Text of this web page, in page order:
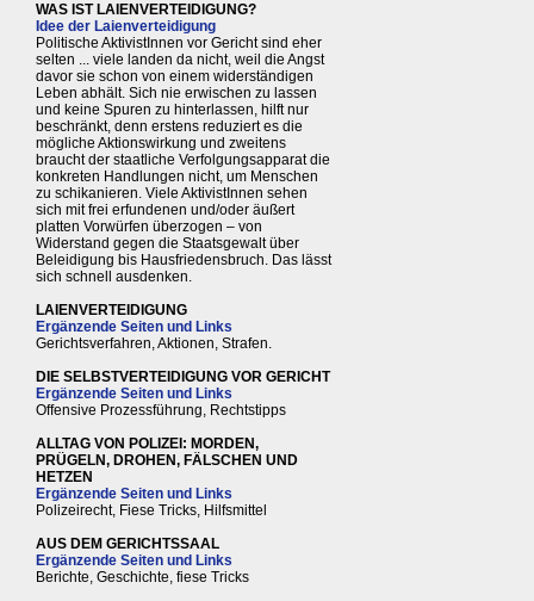
WAS IST LAIENVERTEIDIGUNG?
Idee der Laienverteidigung
Politische AktivistInnen vor Gericht sind eher
selten ... viele landen da nicht, weil die Angst
davor sie schon von einem widerständigen
Leben abhält. Sich nie erwischen zu lassen
und keine Spuren zu hinterlassen, hilft nur
beschränkt, denn erstens reduziert es die
mögliche Aktionswirkung und zweitens
braucht der staatliche Verfolgungsapparat die
konkreten Handlungen nicht, um Menschen
zu schikanieren. Viele AktivistInnen sehen
sich mit frei erfundenen und/oder äußert
platten Vorwürfen überzogen – von
Widerstand gegen die Staatsgewalt über
Beleidigung bis Hausfriedensbruch. Das lässt
sich schnell ausdenken.
LAIENVERTEIDIGUNG
Ergänzende Seiten und Links
Gerichtsverfahren, Aktionen, Strafen.
DIE SELBSTVERTEIDIGUNG VOR GERICHT
Ergänzende Seiten und Links
Offensive Prozessführung, Rechtstipps
ALLTAG VON POLIZEI: MORDEN,
PRÜGELN, DROHEN, FÄLSCHEN UND
HETZEN
Ergänzende Seiten und Links
Polizeirecht, Fiese Tricks, Hilfsmittel
AUS DEM GERICHTSSAAL
Ergänzende Seiten und Links
Berichte, Geschichte, fiese Tricks